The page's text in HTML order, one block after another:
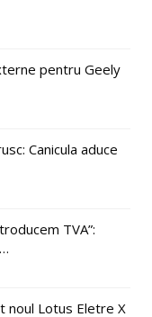
pentru Geely
Canicula aduce
TVA”:
noul Lotus Eletre X